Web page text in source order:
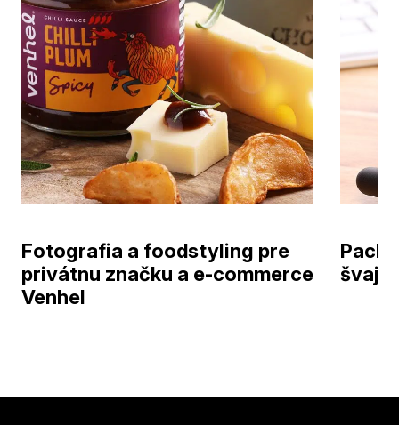
Fotografia a foodstyling pre
privátnu značku a e-commerce
Venhel